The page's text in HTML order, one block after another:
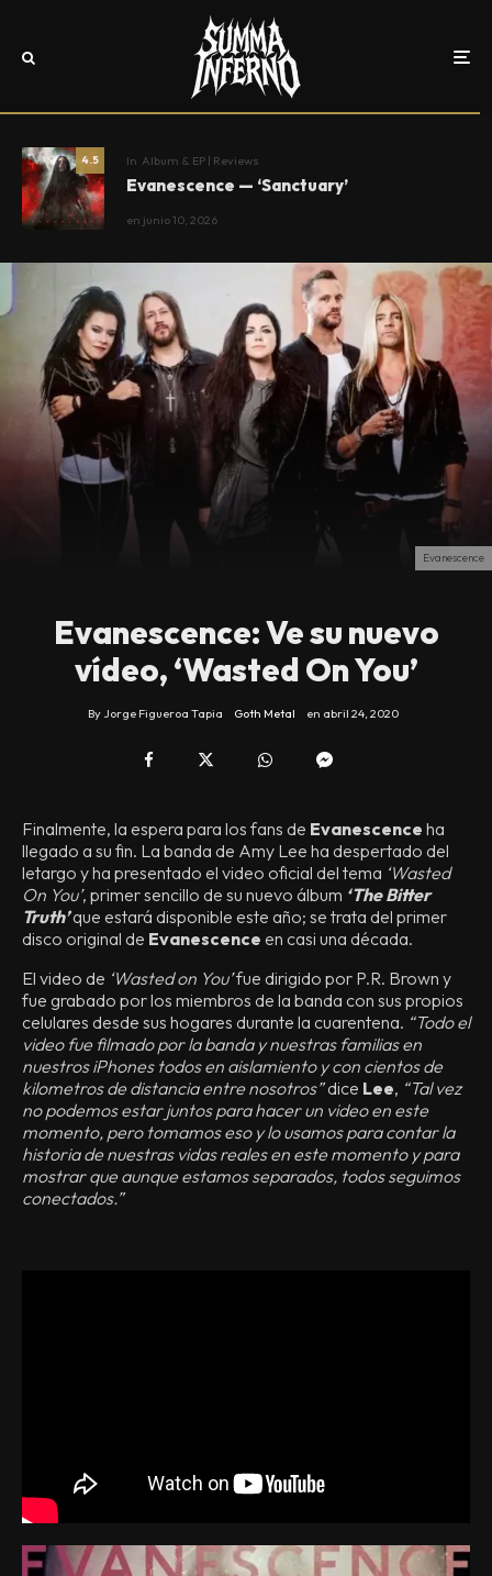
4.5 In Album & EP | Reviews
Evanescence — ‘Sanctuary’
en junio 10, 2026
Evanescence
Evanescence: Ve su nuevo
vídeo, ‘Wasted On You’
By Jorge Figueroa Tapia Goth Metal en abril 24, 2020
Finalmente, la espera para los fans de Evanescence ha
llegado a su fin. La banda de Amy Lee ha despertado del
letargo y ha presentado el video oficial del tema ‘Wasted
On You’, primer sencillo de su nuevo álbum ‘The Bitter
Truth’que estará disponible este año; se trata del primer
disco original de Evanescence en casi una década.
El video de ‘Wasted on You’fue dirigido por P.R. Brown y
fue grabado por los miembros de la banda con sus propios
celulares desde sus hogares durante la cuarentena. “Todo el
video fue filmado por la banda y nuestras familias en
nuestros iPhones todos en aislamiento y con cientos de
kilometros de distancia entre nosotros”dice Lee, “Tal vez
no podemos estar juntos para hacer un video en este
momento, pero tomamos eso y lo usamos para contar la
historia de nuestras vidas reales en este momento y para
mostrar que aunque estamos separados, todos seguimos
conectados.”